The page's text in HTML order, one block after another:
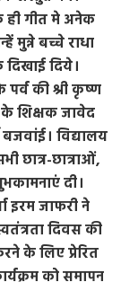
ही गीत मे अनेक
मुन्ने बच्चे राधा
दिये।
पर्व की श्री कृष्ण
के शिक्षक जावेद
विद्यालय
छात्र-छात्राओं,
दी।
इरम जाफरी ने
दिवस की
के लिए प्रेरित
को समापन